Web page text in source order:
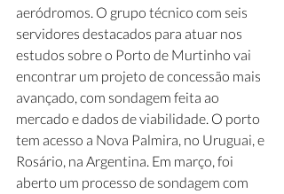
aeródromos. O grupo técnico com seis
servidores destacados para atuar nos
estudos sobre o Porto de Murtinho vai
encontrar um projeto de concessão mais
avançado, com sondagem feita ao
mercado e dados de viabilidade. O porto
tem acesso a Nova Palmira, no Uruguai, e
Rosário, na Argentina. Em março, foi
aberto um processo de sondagem com